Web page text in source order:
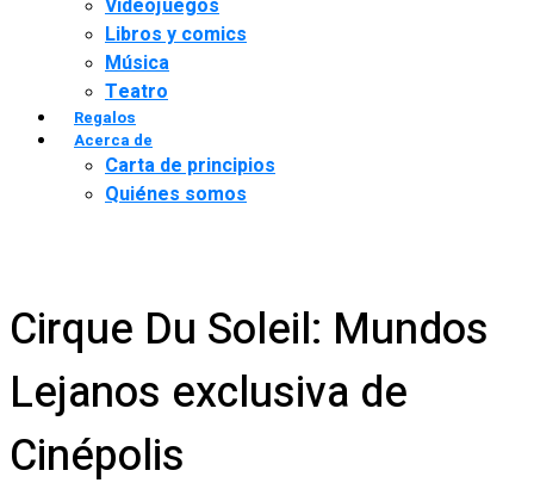
Videojuegos
Libros y comics
Música
Teatro
Regalos
Acerca de
Carta de principios
Quiénes somos
Cirque Du Soleil: Mundos
Lejanos exclusiva de
Cinépolis